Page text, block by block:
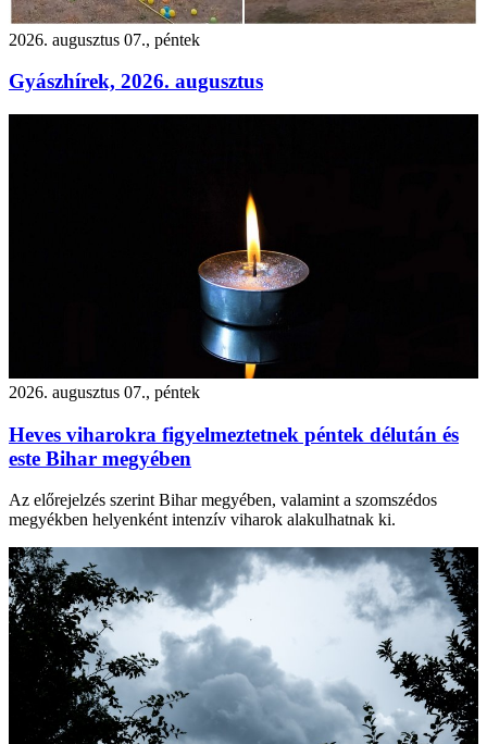
2026. augusztus 07., péntek
Gyászhírek, 2026. augusztus
2026. augusztus 07., péntek
Heves viharokra figyelmeztetnek péntek délután és
este Bihar megyében
Az előrejelzés szerint Bihar megyében, valamint a szomszédos
megyékben helyenként intenzív viharok alakulhatnak ki.